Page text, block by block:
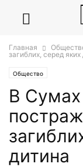
Главная
загиблих, серед яких
Общество
В
дитина